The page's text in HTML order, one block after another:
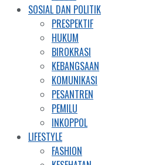
SOSIAL DAN POLITIK
PRESPEKTIF
HUKUM
BIROKRASI
KEBANGSAAN
KOMUNIKASI
PESANTREN
PEMILU
INKOPPOL
LIFESTYLE
FASHION